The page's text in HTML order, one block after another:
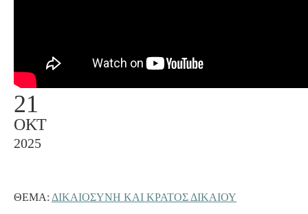
21
ΟΚΤ
2025
ΘΈΜΑ: ΔΙΚΑΙΟΣΥΝΗ ΚΑΙ ΚΡΑΤΟΣ ΔΙΚΑΙΟΥ